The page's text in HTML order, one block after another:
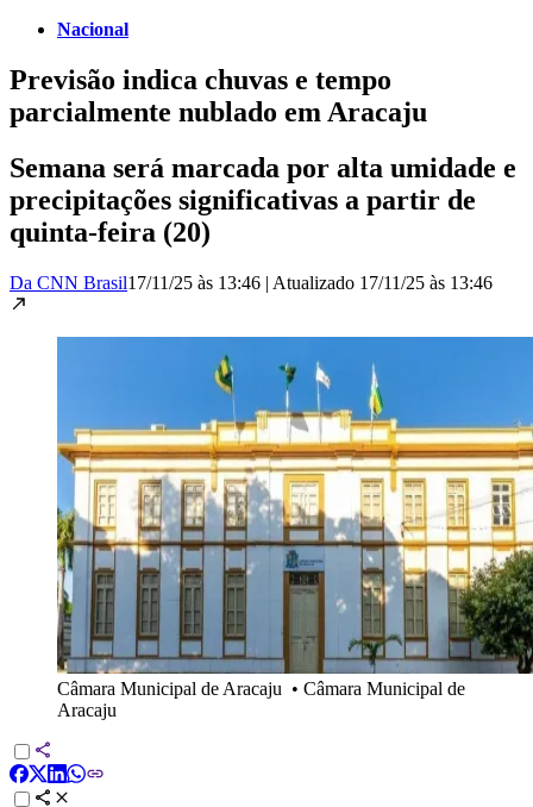
Nacional
Previsão indica chuvas e tempo
parcialmente nublado em Aracaju
Semana será marcada por alta umidade e
precipitações significativas a partir de
quinta-feira (20)
Da CNN Brasil17/11/25 às 13:46 | Atualizado 17/11/25 às 13:46
Câmara Municipal de Aracaju • Câmara Municipal de
Aracaju